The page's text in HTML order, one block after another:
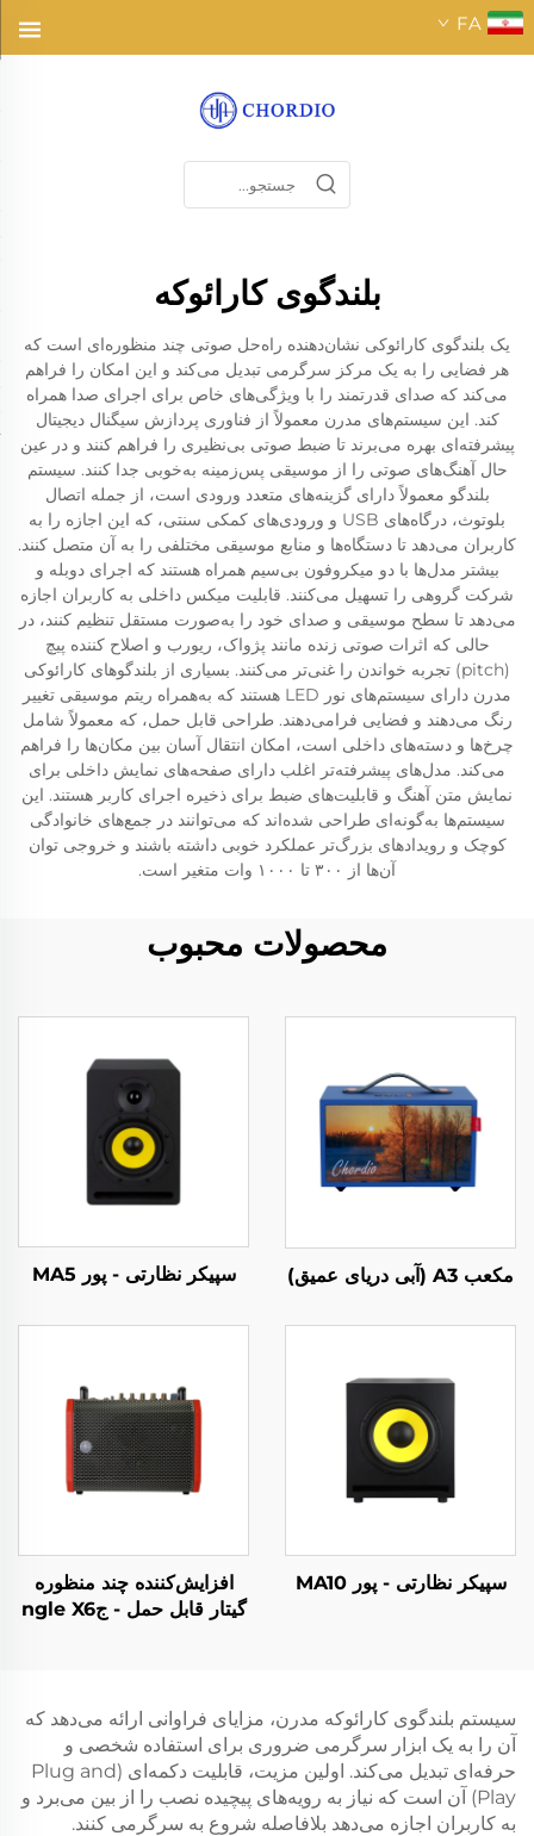
FA
بلندگوی کارائوکه
یک بلندگوی کارائوکی نشان‌دهنده راه‌حل صوتی چند منظوره‌ای است که
هر فضایی را به یک مرکز سرگرمی تبدیل می‌کند و این امکان را فراهم
می‌کند که صدای قدرتمند را با ویژگی‌های خاص برای اجرای صدا همراه
کند. این سیستم‌های مدرن معمولاً از فناوری پردازش سیگنال دیجیتال
پیشرفته‌ای بهره می‌برند تا ضبط صوتی بی‌نظیری را فراهم کنند و در عین
حال آهنگ‌های صوتی را از موسیقی پس‌زمینه به‌خوبی جدا کنند. سیستم
بلندگو معمولاً دارای گزینه‌های متعدد ورودی است، از جمله اتصال
بلوتوث، درگاه‌های USB و ورودی‌های کمکی سنتی، که این اجازه را به
کاربران می‌دهد تا دستگاه‌ها و منابع موسیقی مختلفی را به آن متصل کنند.
بیشتر مدل‌ها با دو میکروفون بی‌سیم همراه هستند که اجرای دوبله و
شرکت گروهی را تسهیل می‌کنند. قابلیت میکس داخلی به کاربران اجازه
می‌دهد تا سطح موسیقی و صدای خود را به‌صورت مستقل تنظیم کنند، در
حالی که اثرات صوتی زنده مانند پژواک، ریورب و اصلاح کننده پیچ
(pitch) تجربه خواندن را غنی‌تر می‌کنند. بسیاری از بلندگوهای کارائوکی
مدرن دارای سیستم‌های نور LED هستند که به‌همراه ریتم موسیقی تغییر
رنگ می‌دهند و فضایی فرامی‌دهند. طراحی قابل حمل، که معمولاً شامل
چرخ‌ها و دسته‌های داخلی است، امکان انتقال آسان بین مکان‌ها را فراهم
می‌کند. مدل‌های پیشرفته‌تر اغلب دارای صفحه‌های نمایش داخلی برای
نمایش متن آهنگ و قابلیت‌های ضبط برای ذخیره اجرای کاربر هستند. این
سیستم‌ها به‌گونه‌ای طراحی شده‌اند که می‌توانند در جمع‌های خانوادگی
کوچک و رویدادهای بزرگ‌تر عملکرد خوبی داشته باشند و خروجی توان
آن‌ها از ۳۰۰ تا ۱۰۰۰ وات متغیر است.
محصولات محبوب
مکعب A3 (آبی دریای عمیق) سپیکر نظارتی - پور MA5
سپیکر نظارتی - پور MA10
افزایش‌کننده چند منظوره
گیتار قابل حمل - جngle X6
سیستم بلندگوی کارائوکه مدرن، مزایای فراوانی ارائه می‌دهد که
آن را به یک ابزار سرگرمی ضروری برای استفاده شخصی و
حرفه‌ای تبدیل می‌کند. اولین مزیت، قابلیت دکمه‌ای (Plug and
Play) آن است که نیاز به رویه‌های پیچیده نصب را از بین می‌برد و
به کاربران اجازه می‌دهد بلافاصله شروع به سرگرمی کنند.